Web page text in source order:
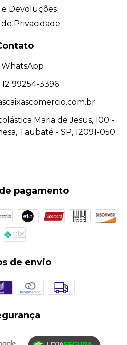
e Devoluções
Privacidade
WhatsApp
12 99254-3396
Maria de Jesus, 100 -
Taubaté - SP, 12091-050
pagamento
de envio